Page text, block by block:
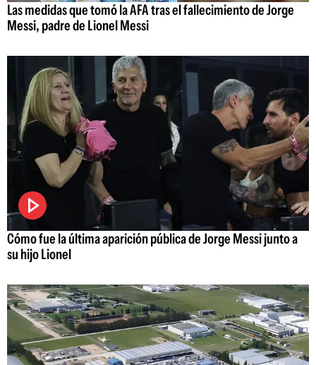
Las medidas que tomó la AFA tras el fallecimiento de Jorge
Messi, padre de Lionel Messi
Cómo fue la última aparición pública de Jorge Messi junto a
su hijo Lionel